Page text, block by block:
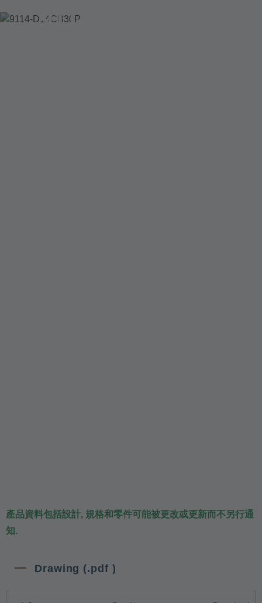
9114-D14CB30P
產品資料包括設計, 規格和零件可能被更改或更新而不另行通
知.
Drawing (.pdf )